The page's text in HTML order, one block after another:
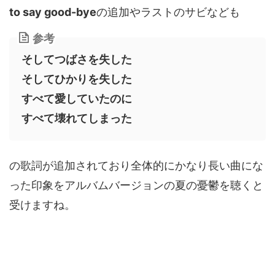
to say good-byeの追加やラストのサビなども
参考
そしてつばさを失した
そしてひかりを失した
すべて愛していたのに
すべて壊れてしまった
の歌詞が追加されており全体的にかなり長い曲にな
った印象をアルバムバージョンの夏の憂鬱を聴くと
受けますね。